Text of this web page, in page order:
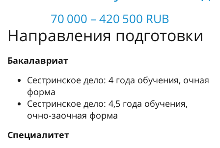
70 000 – 420 500 RUB
Направления подготовки
Бакалавриат
Сестринское дело: 4 года обучения, очная
форма
Сестринское дело: 4,5 года обучения,
очно-заочная форма
Специалитет